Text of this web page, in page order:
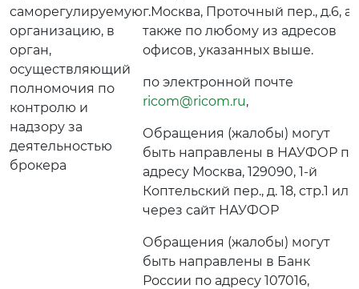
саморегулируемую
организацию, в
орган,
осуществляющий
полномочия по
контролю и
надзору за
деятельностью
брокера
г.Москва, Проточный пер., д.6, а
также по любому из адресов
офисов, указанных выше.
по электронной почте
ricom@ricom.ru,
Обращения (жалобы) могут
быть направлены в НАУФОР по
адресу Москва, 129090, 1-й
Коптельский пер., д. 18, стр.1 или
через сайт НАУФОР
Обращения (жалобы) могут
быть направлены в Банк
России по адресу 107016,